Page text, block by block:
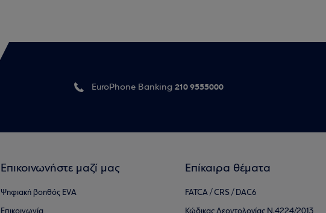
EuroPhone Banking 210 9555000
Επικοινωνήστε μαζί μας
Ψηφιακή βοηθός EVA
Επίκαιρα θέματα
FATCA / CRS / DAC6